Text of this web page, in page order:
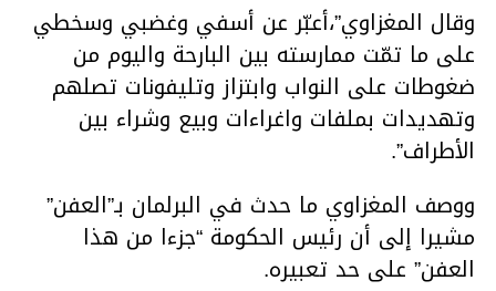
وقال المغزاوي”،أعبّر عن أسفي وغضبي وسخطي
على ما تمّت ممارسته بين البارحة واليوم من
ضغوطات على النواب وابتزاز وتليفونات تصلهم
وتهديدات بملفات واغراءات وبيع وشراء بين
الأطراف”.
ووصف المغزاوي ما حدث في البرلمان بـ”العفن”
مشيرا إلى أن رئيس الحكومة “جزءا من هذا
العفن” على حد تعبيره.